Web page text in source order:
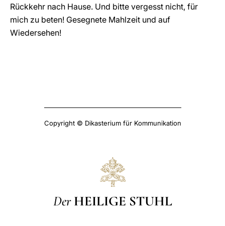
Rückkehr nach Hause. Und bitte vergesst nicht, für
mich zu beten! Gesegnete Mahlzeit und auf
Wiedersehen!
Copyright © Dikasterium für Kommunikation
Der HEILIGE STUHL